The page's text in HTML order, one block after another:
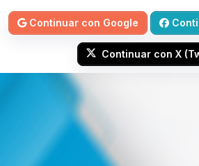
Continuar con Google
Continuar con X